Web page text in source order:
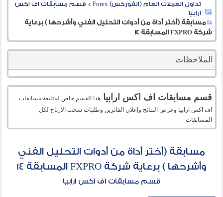
تداول العملات العام (الفوركس) Forex
> قسم مسابقات اف اكس
ارابيا
مسابقة (أختر أداة من أدوات التحليل الفني وأشرحها ) برعاية
شركة FXPRO المسابقة 14
الملاحظات
قسم مسابقات اف اكس ارابيا هذا القسم خاص لمتابعة مسابقات
اف اكس ارابيا وعرض النتائج وإعلان الفائزين وطلبات سحب الأرباح لكل
المسابقات
مسابقة (أختر أداة من أدوات التحليل الفني
وأشرحها ) برعاية شركة FXPRO المسابقة 14
قسم مسابقات اف اكس ارابيا